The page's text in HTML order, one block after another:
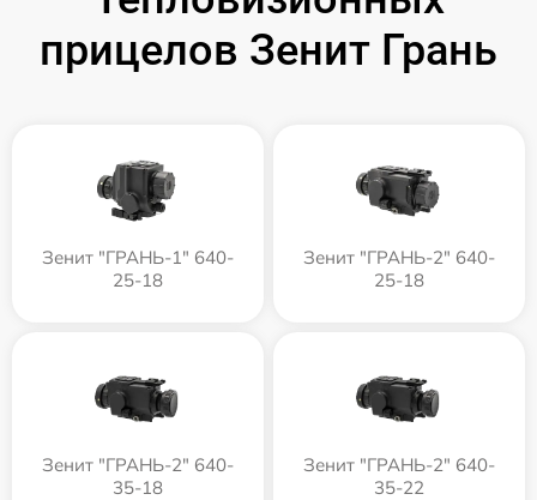
прицелов Зенит Грань
Зенит "ГРАНЬ-1" 640-
25-18
Зенит "ГРАНЬ-2" 640-
25-18
Зенит "ГРАНЬ-2" 640-
35-18
Зенит "ГРАНЬ-2" 640-
35-22